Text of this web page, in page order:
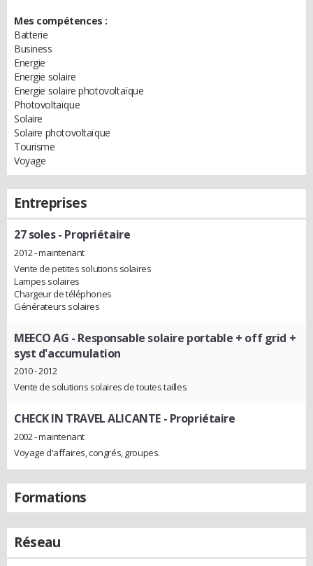
Mes compétences :
Batterie
Business
Energie
Energie solaire
Energie solaire photovoltaïque
Photovoltaïque
Solaire
Solaire photovoltaïque
Tourisme
Voyage
Entreprises
27 soles- Propriétaire
2012 - maintenant
Vente de petites solutions solaires
Lampes solaires
Chargeur de téléphones
Générateurs solaires
MEECO AG - Responsable solaire portable + off grid +
syst d'accumulation
2010 - 2012
Vente de solutions solaires de toutes tailles
CHECK IN TRAVEL ALICANTE- Propriétaire
2002 - maintenant
Voyage d'affaires, congrés, groupes.
Formations
Réseau